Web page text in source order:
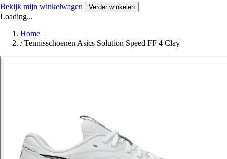
Bekijk mijn winkelwagen Verder winkelen
Loading...
Home
/ Tennisschoenen Asics Solution Speed FF 4 Clay